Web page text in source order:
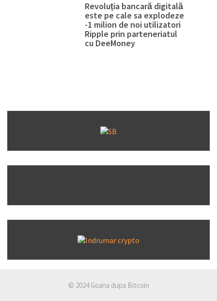
Revoluția bancară digitală
este pe cale sa explodeze
-1 milion de noi utilizatori
Ripple prin parteneriatul
cu DeeMoney
© 2024 Goana dupa Bitcoin